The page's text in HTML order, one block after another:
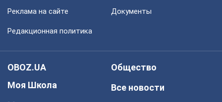
Реклама на сайте Документы
Редакционная политика
OBOZ.UA
Моя Школа
Общество
Все новости